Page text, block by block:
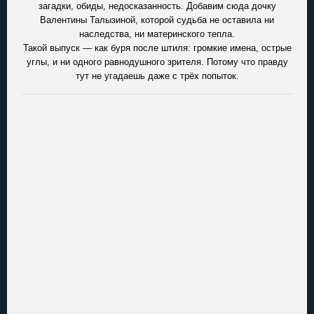
загадки, обиды, недосказанность. Добавим сюда дочку
Валентины Талызиной, которой судьба не оставила ни
наследства, ни материнского тепла.
Такой выпуск — как буря после штиля: громкие имена, острые
углы, и ни одного равнодушного зрителя. Потому что правду
тут не угадаешь даже с трёх попыток.